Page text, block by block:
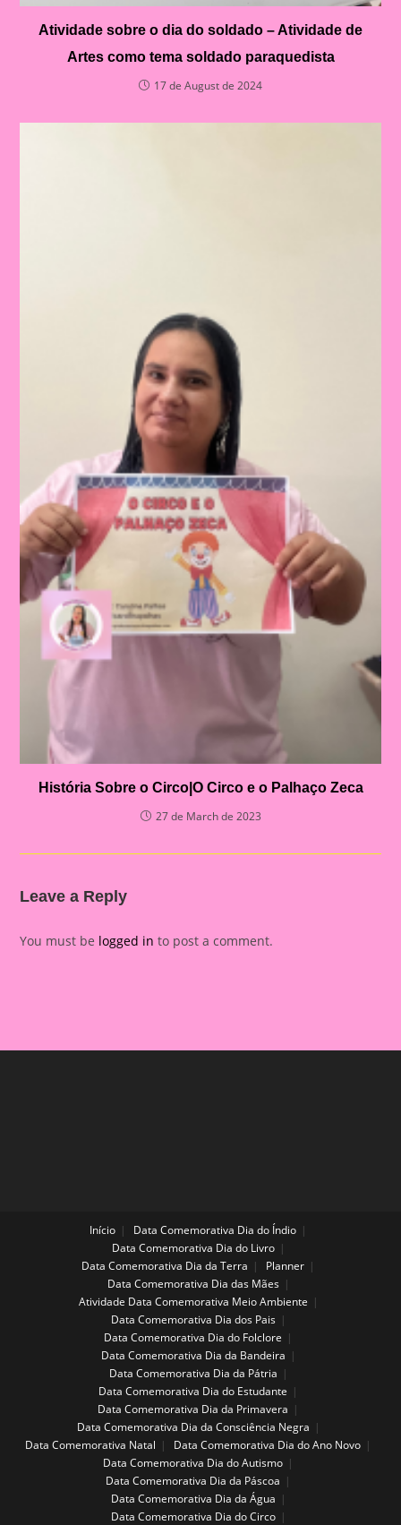
Atividade sobre o dia do soldado – Atividade de
Artes como tema soldado paraquedista
17 de August de 2024
História Sobre o Circo|O Circo e o Palhaço Zeca
27 de March de 2023
Leave a Reply
You must be logged in to post a comment.
Início
Data Comemorativa Dia do Índio
Data Comemorativa Dia do Livro
Data Comemorativa Dia da Terra
Planner
Data Comemorativa Dia das Mães
Atividade Data Comemorativa Meio Ambiente
Data Comemorativa Dia dos Pais
Data Comemorativa Dia do Folclore
Data Comemorativa Dia da Bandeira
Data Comemorativa Dia da Pátria
Data Comemorativa Dia do Estudante
Data Comemorativa Dia da Primavera
Data Comemorativa Dia da Consciência Negra
Data Comemorativa Natal
Data Comemorativa Dia do Ano Novo
Data Comemorativa Dia do Autismo
Data Comemorativa Dia da Páscoa
Data Comemorativa Dia da Água
Data Comemorativa Dia do Circo